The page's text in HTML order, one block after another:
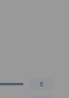
в Forbes,
являются
Максим
десятками
такие
журнал
5